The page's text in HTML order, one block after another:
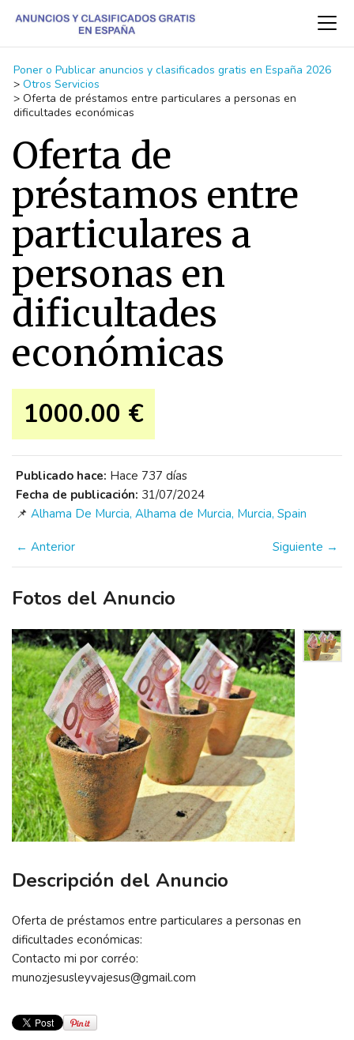
Poner o Publicar anuncios y clasificados gratis en España 2026
> Otros Servicios
> Oferta de préstamos entre particulares a personas en
dificultades económicas
Oferta de
préstamos entre
particulares a
personas en
dificultades
económicas
1000.00 €
Publicado hace: Hace 737 días
Fecha de publicación: 31/07/2024
📌 Alhama De Murcia, Alhama de Murcia, Murcia, Spain
← Anterior Siguiente →
Fotos del Anuncio
Descripción del Anuncio
Oferta de préstamos entre particulares a personas en
dificultades económicas:
Contacto mi por corréo:
munozjesusleyvajesus@gmail.com